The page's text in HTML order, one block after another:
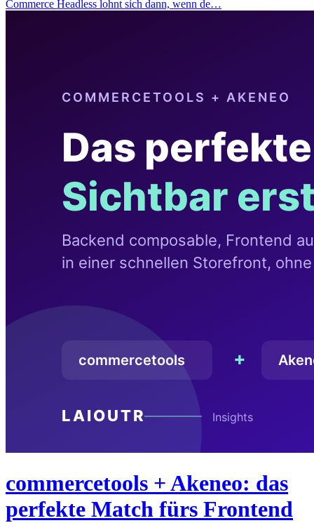
Commerce Headless lohnt sich dann, wenn de…
commercetools + Akeneo: das
perfekte Match fürs Frontend